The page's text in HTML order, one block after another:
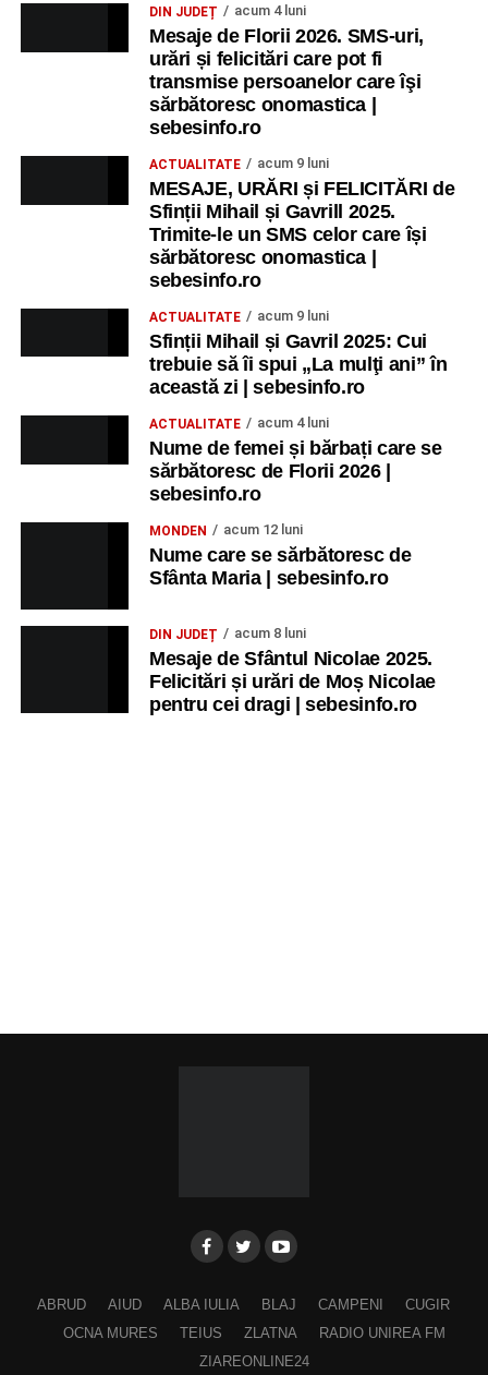
DIN JUDEȚ acum 4 luni
Mesaje de Florii 2026. SMS-uri,
urări și felicitări care pot fi
transmise persoanelor care îşi
sărbătoresc onomastica |
sebesinfo.ro
ACTUALITATE acum 9 luni
MESAJE, URĂRI și FELICITĂRI de
Sfinții Mihail și Gavrill 2025.
Trimite-le un SMS celor care își
sărbătoresc onomastica |
sebesinfo.ro
ACTUALITATE acum 9 luni
Sfinții Mihail și Gavril 2025: Cui
trebuie să îi spui „La mulţi ani” în
această zi | sebesinfo.ro
ACTUALITATE acum 4 luni
Nume de femei și bărbați care se
sărbătoresc de Florii 2026 |
sebesinfo.ro
MONDEN acum 12 luni
Nume care se sărbătoresc de
Sfânta Maria | sebesinfo.ro
DIN JUDEȚ acum 8 luni
Mesaje de Sfântul Nicolae 2025.
Felicitări și urări de Moș Nicolae
pentru cei dragi | sebesinfo.ro
ABRUD AIUD ALBA IULIA BLAJ CAMPENI
CUGIR
OCNA MURES
TEIUS ZLATNA
RADIO UNIREA FM
ZIAREONLINE24